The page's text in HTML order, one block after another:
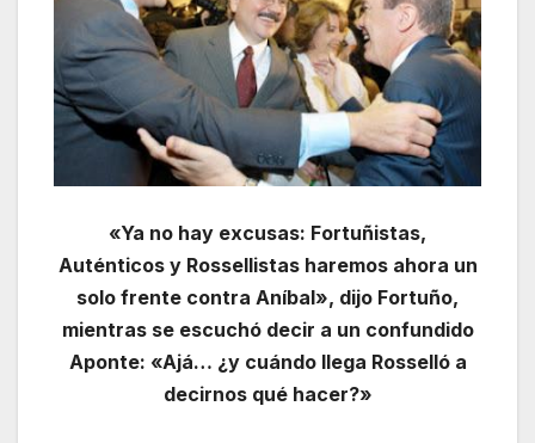
«Ya no hay excusas: Fortuñistas,
Auténticos y Rossellistas haremos ahora un
solo frente contra Aníbal», dijo Fortuño,
mientras se escuchó decir a un confundido
Aponte: «Ajá… ¿y cuándo llega Rosselló a
decirnos qué hacer?»